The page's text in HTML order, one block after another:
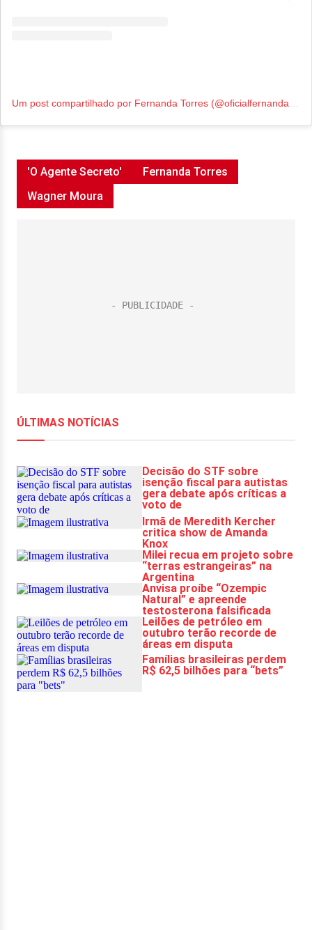
Um post compartilhado por Fernanda Torres (@oficialfernandatorres)
'O Agente Secreto'
Fernanda Torres
Wagner Moura